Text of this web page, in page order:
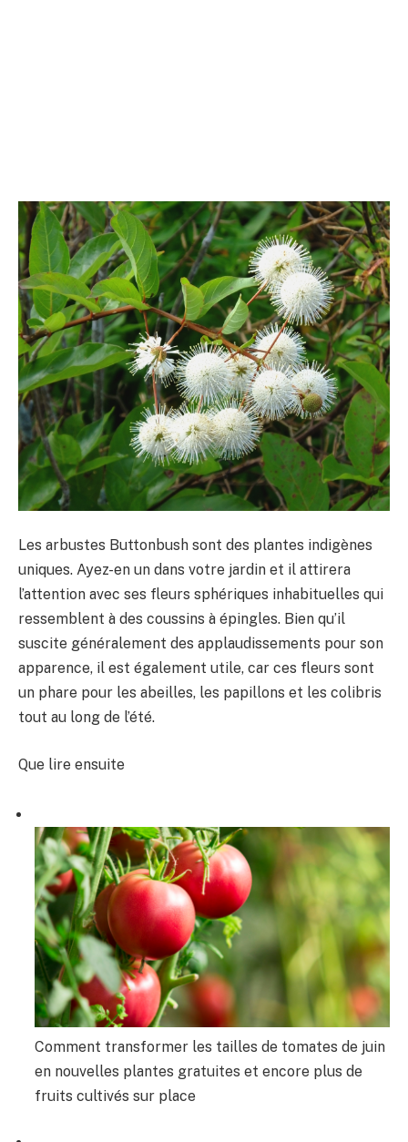
Les arbustes Buttonbush sont des plantes indigènes
uniques. Ayez-en un dans votre jardin et il attirera
l’attention avec ses fleurs sphériques inhabituelles qui
ressemblent à des coussins à épingles. Bien qu’il
suscite généralement des applaudissements pour son
apparence, il est également utile, car ces fleurs sont
un phare pour les abeilles, les papillons et les colibris
tout au long de l’été.
Que lire ensuite
Comment transformer les tailles de tomates de juin
en nouvelles plantes gratuites et encore plus de
fruits cultivés sur place